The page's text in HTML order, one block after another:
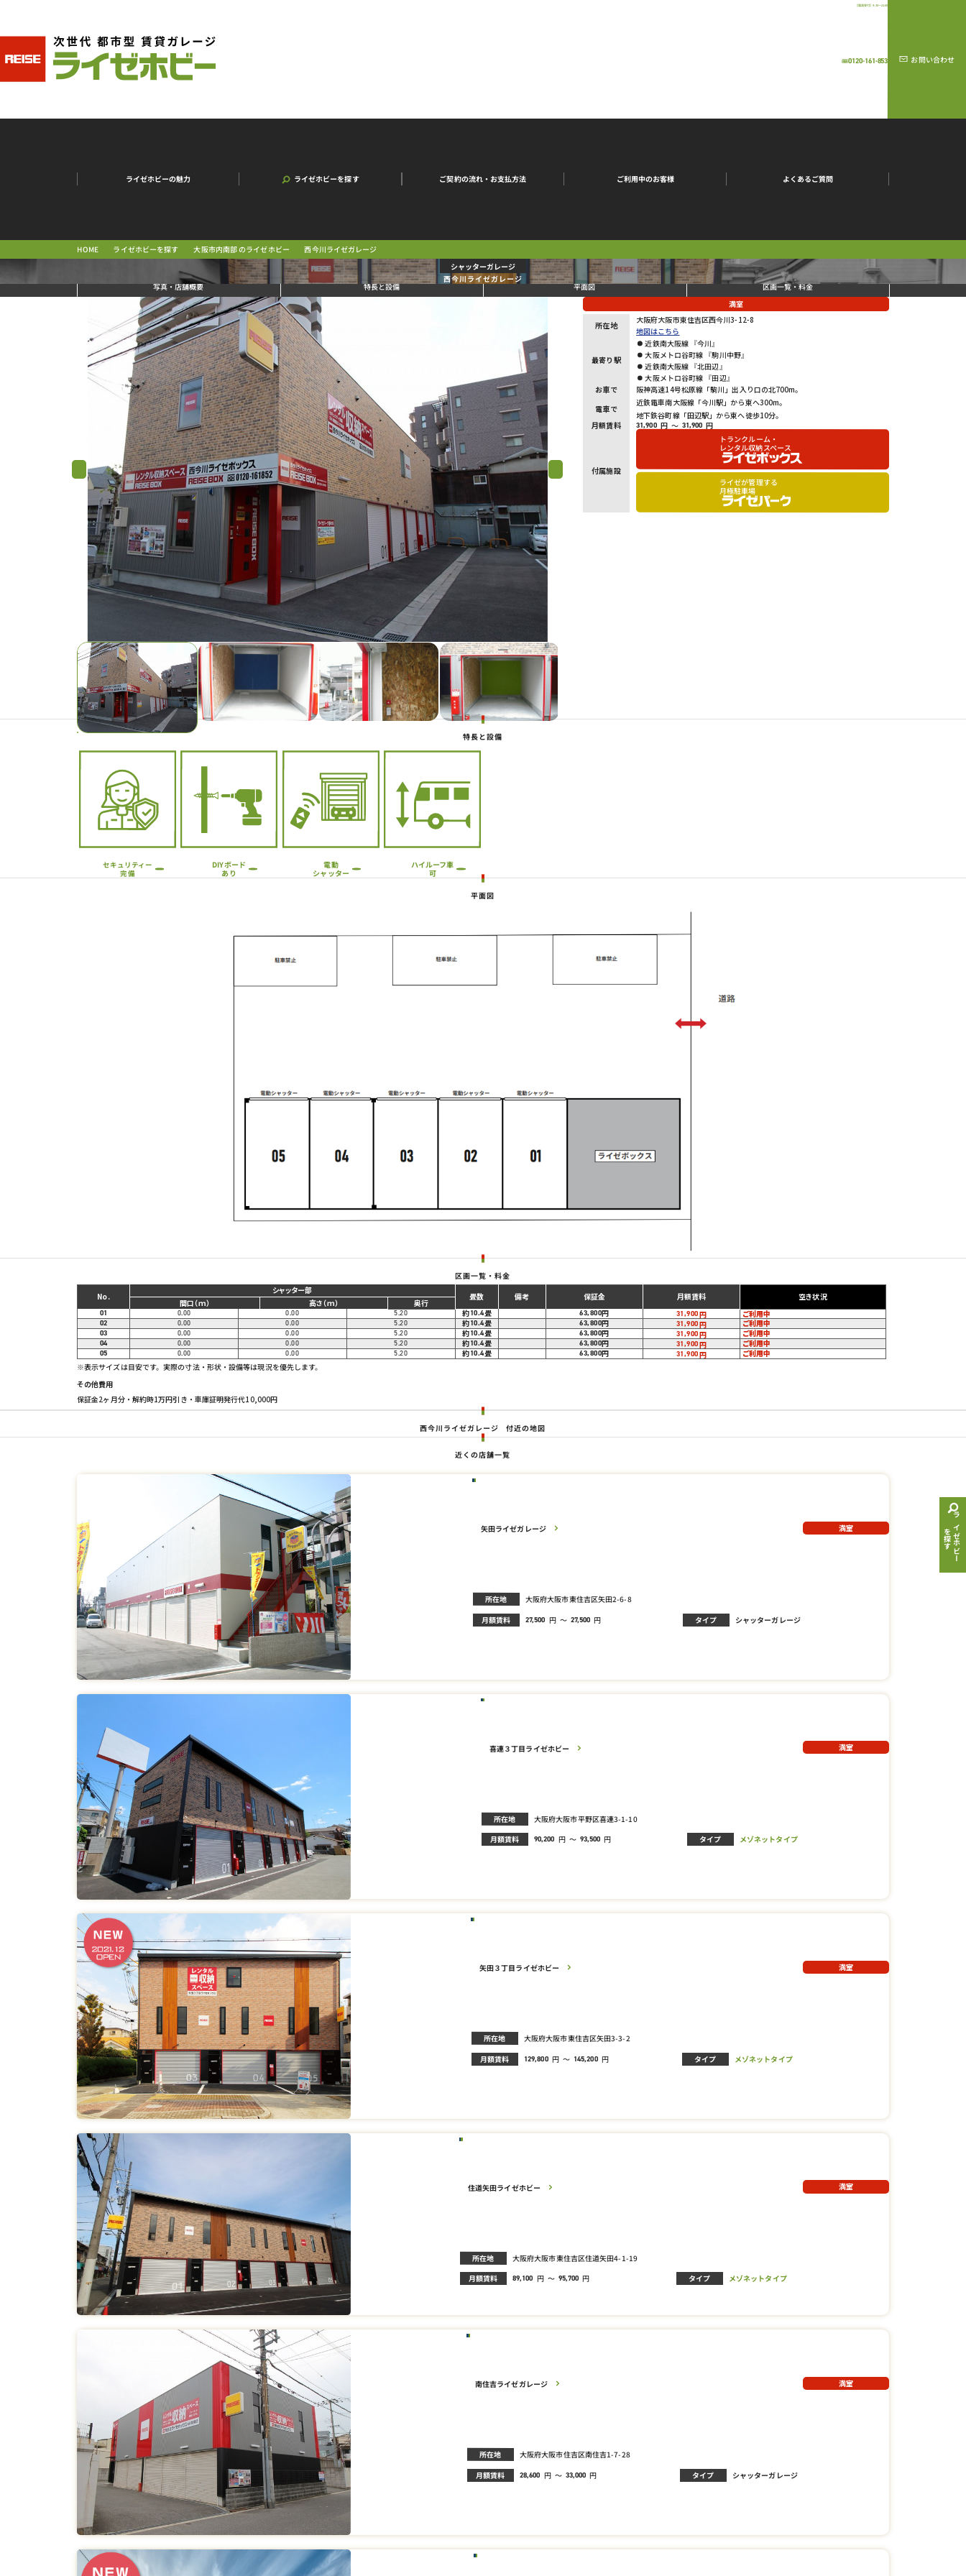
【電話受付】9:30～21:00
0120-161-853 お問い合わせ
ライゼホビーの魅力 ライゼホビーを探す ご契約の流れ・お支払方法 ご利用中のお客様 よくあるご質問
HOME ライゼホビーを探す 大阪市内南部 のライゼホビー 西今川ライゼガレージ
シャッターガレージ
西今川ライゼガレージ
写真・店舗概要 特長と設備 平面図 区画一覧・料金
Previous
Previous
満室
所在地
大阪府大阪市東住吉区西今川3-12-8
地図はこちら
最寄り駅
近鉄南大阪線 『今川』
大阪メトロ谷町線 『駒川中野』
近鉄南大阪線 『北田辺』
大阪メトロ谷町線 『田辺』
お車で
阪神高速14号松原線「駒川」出入り口の北700m。
電車で
近鉄電車南大阪線「今川駅」から東へ300m。
地下鉄谷町線「田辺駅」から東へ徒歩10分。
月額賃料
31,900 円 ～ 31,900 円
付属施設
トランクルーム・
レンタル収納スペース
ライゼが管理する
月極駐車場
特長と設備
セキュリティー
完備
DIYボード
あり
電動
シャッター
ハイルーフ車
可
平面図
区画一覧・料金
No.
シャッター部
畳数 備考 保証金 月額賃料 空き状況
間口（ｍ） 高さ（ｍ） 奥行
01 0.00 0.00 5.20 約10.4畳 63,800円 31,900円 ご利用中
02 0.00 0.00 5.20 約10.4畳 63,800円 31,900円 ご利用中
03 0.00 0.00 5.20 約10.4畳 63,800円 31,900円 ご利用中
04 0.00 0.00 5.20 約10.4畳 63,800円 31,900円 ご利用中
05 0.00 0.00 5.20 約10.4畳 63,800円 31,900円 ご利用中
※表示サイズは目安です。実際の寸法・形状・設備等は現況を優先します。
その他費用
保証金2ヶ月分・解約時1万円引き・車庫証明発行代10,000円
西今川ライゼガレージ 付近の地図
近くの店舗一覧
矢田ライゼガレージ 満室
所在地 大阪府大阪市東住吉区矢田2-6-8
月額賃料 27,500 円 ～ 27,500 円 タイプ シャッターガレージ
喜連３丁目ライゼホビー 満室
所在地 大阪府大阪市平野区喜連3-1-10
月額賃料 90,200 円 ～ 93,500 円 タイプ メゾネットタイプ
矢田３丁目ライゼホビー 満室
所在地 大阪府大阪市東住吉区矢田3-3-2
月額賃料 129,800 円 ～ 145,200 円 タイプ メゾネットタイプ
住道矢田ライゼホビー 満室
所在地 大阪府大阪市東住吉区住道矢田4-1-19
月額賃料 89,100 円 ～ 95,700 円 タイプ メゾネットタイプ
南住吉ライゼガレージ 満室
所在地 大阪府大阪市住吉区南住吉1-7-28
月額賃料 28,600 円 ～ 33,000 円 タイプ シャッターガレージ
ライゼホビー
を探す